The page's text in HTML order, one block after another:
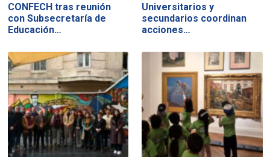
CONFECH tras reunión
con Subsecretaría de
Educación…
Universitarios y
secundarios coordinan
acciones…